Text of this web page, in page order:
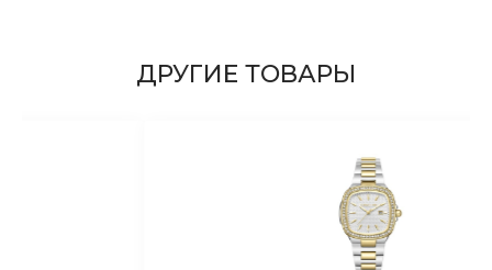
ДРУГИЕ ТОВАРЫ